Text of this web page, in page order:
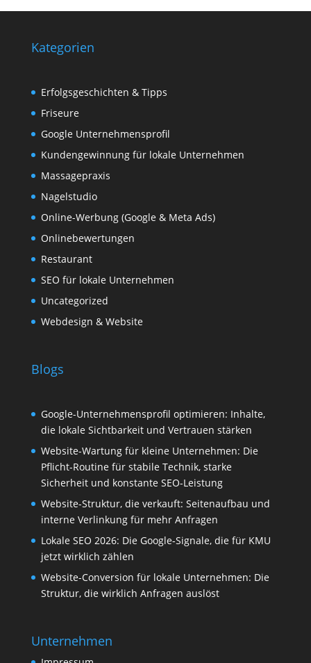
Kategorien
Erfolgsgeschichten & Tipps
Friseure
Google Unternehmensprofil
Kundengewinnung für lokale Unternehmen
Massagepraxis
Nagelstudio
Online-Werbung (Google & Meta Ads)
Onlinebewertungen
Restaurant
SEO für lokale Unternehmen
Uncategorized
Webdesign & Website
Blogs
Google-Unternehmensprofil optimieren: Inhalte,
die lokale Sichtbarkeit und Vertrauen stärken
Website-Wartung für kleine Unternehmen: Die
Pflicht-Routine für stabile Technik, starke
Sicherheit und konstante SEO-Leistung
Website-Struktur, die verkauft: Seitenaufbau und
interne Verlinkung für mehr Anfragen
Lokale SEO 2026: Die Google‑Signale, die für KMU
jetzt wirklich zählen
Website-Conversion für lokale Unternehmen: Die
Struktur, die wirklich Anfragen auslöst
Unternehmen